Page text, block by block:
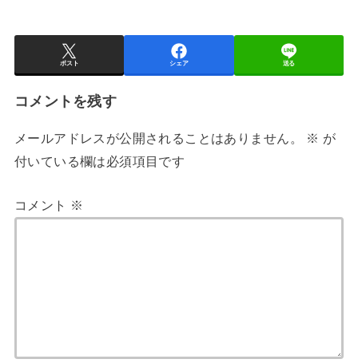
ポスト シェア 送る
コメントを残す
メールアドレスが公開されることはありません。 ※ が
付いている欄は必須項目です
コメント ※